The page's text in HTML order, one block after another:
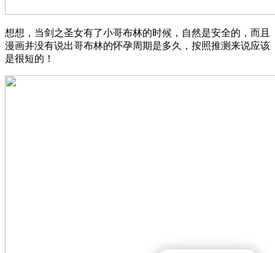
想想，当剑之圣女有了小哥布林的时候，自然是安全的，而且
漫画并没有说出哥布林的怀孕周期是多久，按照推测来说应该
是很短的！